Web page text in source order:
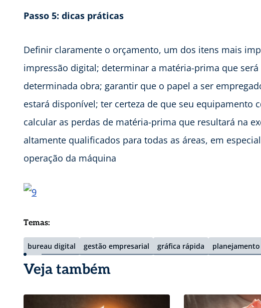
Passo 5: dicas práticas
Definir claramente o orçamento, um dos itens mais
impressão digital; determinar a matéria-prima que
determinada obra; garantir que o papel a ser
estará disponível; ter certeza de que seu equipamento
calcular as perdas de matéria-prima que resultará na
altamente qualificados para todas as áreas, em
operação da máquina
Temas:
bureau digital gestão empresarial gráfica rápida planejamento
Veja também